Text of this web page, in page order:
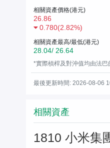
相關資產價格(港元)
26.86
0.780(2.82%)
相關資產最高/最低(港元)
28.04/ 26.64
*實際槓桿及對沖值均由法巴
最後更新時間: 2026-08-06
相關資產
1810 小米集